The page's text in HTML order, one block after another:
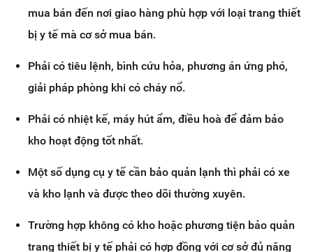
mua bán đến nơi giao hàng phù hợp với loại trang thiết
bị y tế mà cơ sở mua bán.
Phải có tiêu lệnh, bình cứu hỏa, phương án ứng phó,
giải pháp phòng khi có cháy nổ.
Phải có nhiệt kế, máy hút ẩm, điều hoà để đảm bảo
kho hoạt động tốt nhất.
Một số dụng cụ y tế cần bảo quản lạnh thì phải có xe
và kho lạnh và được theo dõi thường xuyên.
Trường hợp không có kho hoặc phương tiện bảo quản
trang thiết bị y tế phải có hợp đồng với cơ sở đủ năng